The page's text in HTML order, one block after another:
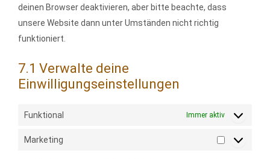
deinen Browser deaktivieren, aber bitte beachte, dass
unsere Website dann unter Umständen nicht richtig
funktioniert.
7.1 Verwalte deine
Einwilligungseinstellungen
Funktional Immer aktiv
Marketing